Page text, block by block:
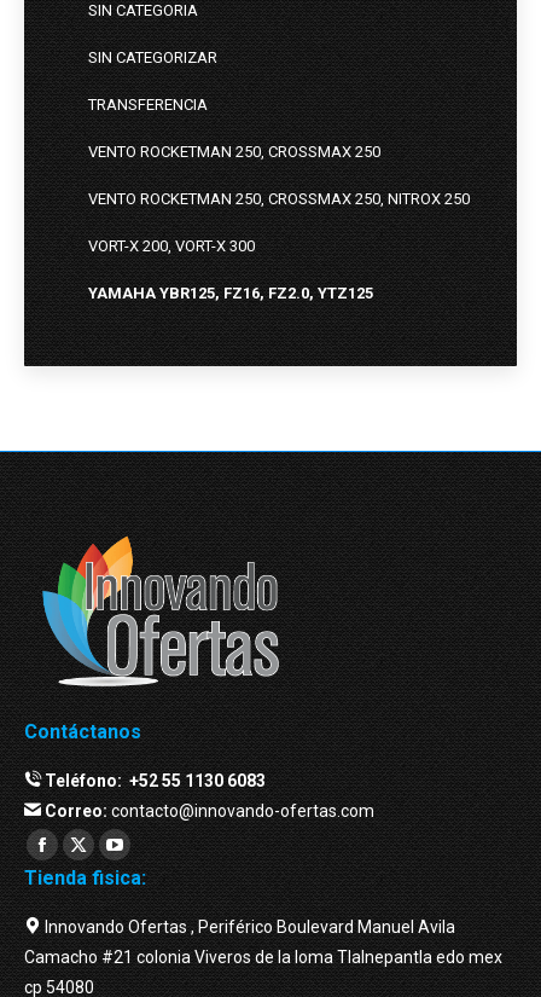
SIN CATEGORIA
SIN CATEGORIZAR
TRANSFERENCIA
VENTO ROCKETMAN 250, CROSSMAX 250
VENTO ROCKETMAN 250, CROSSMAX 250, NITROX 250
VORT-X 200, VORT-X 300
YAMAHA YBR125, FZ16, FZ2.0, YTZ125
Contáctanos
Teléfono:+52 55 1130 6083
Correo:contacto@innovando-ofertas.com
Facebook
page
opens
in
new
Twitter
page
opens
in
new
YouTube
page
opens
in
new
Tienda fisica:
Innovando Ofertas , Periférico Boulevard Manuel Avila
Camacho #21 colonia Viveros de la loma Tlalnepantla edo mex
cp 54080